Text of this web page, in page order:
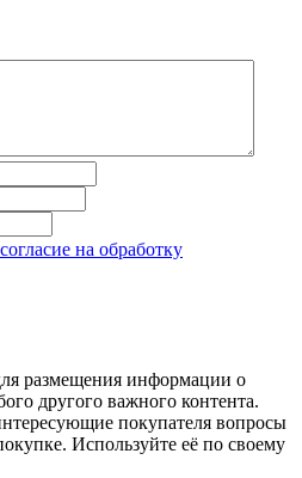
согласие на обработку
размещения информации о
другого важного контента.
покупателя вопросы
Используйте её по своему